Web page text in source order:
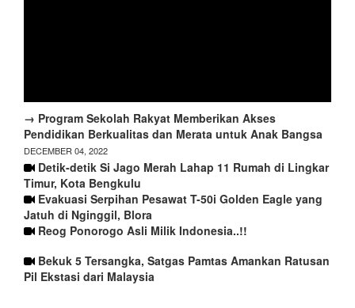
→ Program Sekolah Rakyat Memberikan Akses
Pendidikan Berkualitas dan Merata untuk Anak Bangsa
DECEMBER 04, 2022
Detik-detik Si Jago Merah Lahap 11 Rumah di Lingkar
Timur, Kota Bengkulu
Evakuasi Serpihan Pesawat T-50i Golden Eagle yang
Jatuh di Nginggil, Blora
Reog Ponorogo Asli Milik Indonesia..!!
Bekuk 5 Tersangka, Satgas Pamtas Amankan Ratusan
Pil Ekstasi dari Malaysia